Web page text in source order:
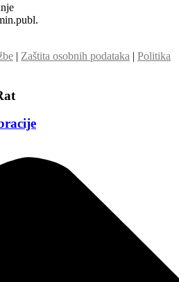
| Zaštita osobnih podataka | Politika